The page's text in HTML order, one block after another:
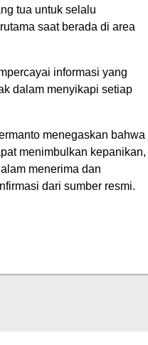
tua untuk selalu
saat berada di area
informasi yang
dalam menyikapi setiap
menegaskan bahwa
menimbulkan kepanikan,
menerima dan
dari sumber resmi.